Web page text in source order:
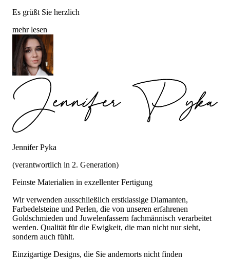
Es grüßt Sie herzlich
mehr lesen
Jennifer Pyka
(verantwortlich in 2. Generation)
Feinste Materialien in exzellenter Fertigung
Wir verwenden ausschließlich erstklassige Diamanten,
Farbedelsteine und Perlen, die von unseren erfahrenen
Goldschmieden und Juwelenfassern fachmännisch verarbeitet
werden. Qualität für die Ewigkeit, die man nicht nur sieht,
sondern auch fühlt.
Einzigartige Designs, die Sie andernorts nicht finden